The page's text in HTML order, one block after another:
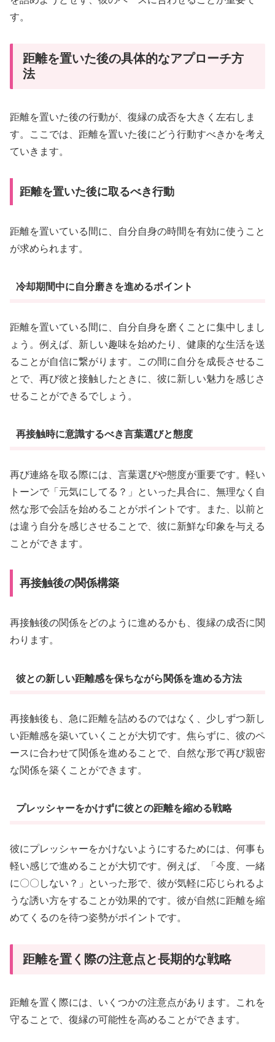
す。
距離を置いた後の具体的なアプローチ方
法
距離を置いた後の行動が、復縁の成否を大きく左右しま
す。ここでは、距離を置いた後にどう行動すべきかを考え
ていきます。
距離を置いた後に取るべき行動
距離を置いている間に、自分自身の時間を有効に使うこと
が求められます。
冷却期間中に自分磨きを進めるポイント
距離を置いている間に、自分自身を磨くことに集中しまし
ょう。例えば、新しい趣味を始めたり、健康的な生活を送
ることが自信に繋がります。この間に自分を成長させるこ
とで、再び彼と接触したときに、彼に新しい魅力を感じさ
せることができるでしょう。
再接触時に意識するべき言葉選びと態度
再び連絡を取る際には、言葉選びや態度が重要です。軽い
トーンで「元気にしてる？」といった具合に、無理なく自
然な形で会話を始めることがポイントです。また、以前と
は違う自分を感じさせることで、彼に新鮮な印象を与える
ことができます。
再接触後の関係構築
再接触後の関係をどのように進めるかも、復縁の成否に関
わります。
彼との新しい距離感を保ちながら関係を進める方法
再接触後も、急に距離を詰めるのではなく、少しずつ新し
い距離感を築いていくことが大切です。焦らずに、彼のペ
ースに合わせて関係を進めることで、自然な形で再び親密
な関係を築くことができます。
プレッシャーをかけずに彼との距離を縮める戦略
彼にプレッシャーをかけないようにするためには、何事も
軽い感じで進めることが大切です。例えば、「今度、一緒
に〇〇しない？」といった形で、彼が気軽に応じられるよ
うな誘い方をすることが効果的です。彼が自然に距離を縮
めてくるのを待つ姿勢がポイントです。
距離を置く際の注意点と長期的な戦略
距離を置く際には、いくつかの注意点があります。これを
守ることで、復縁の可能性を高めることができます。